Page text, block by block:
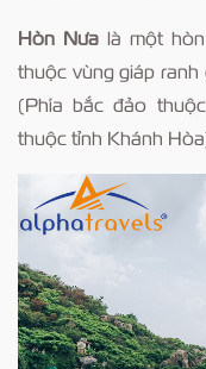
Hòn Nưa là một
thuộc vùng giáp ranh
(Phía bắc đảo
thuộc tỉnh Khánh